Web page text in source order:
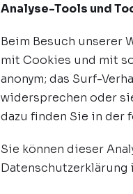
Analyse-Tools und
Beim Besuch unserer
mit Cookies und mit
anonym; das Surf-
widersprechen oder
dazu finden Sie in der
Sie können dieser
Datenschutzerklärung